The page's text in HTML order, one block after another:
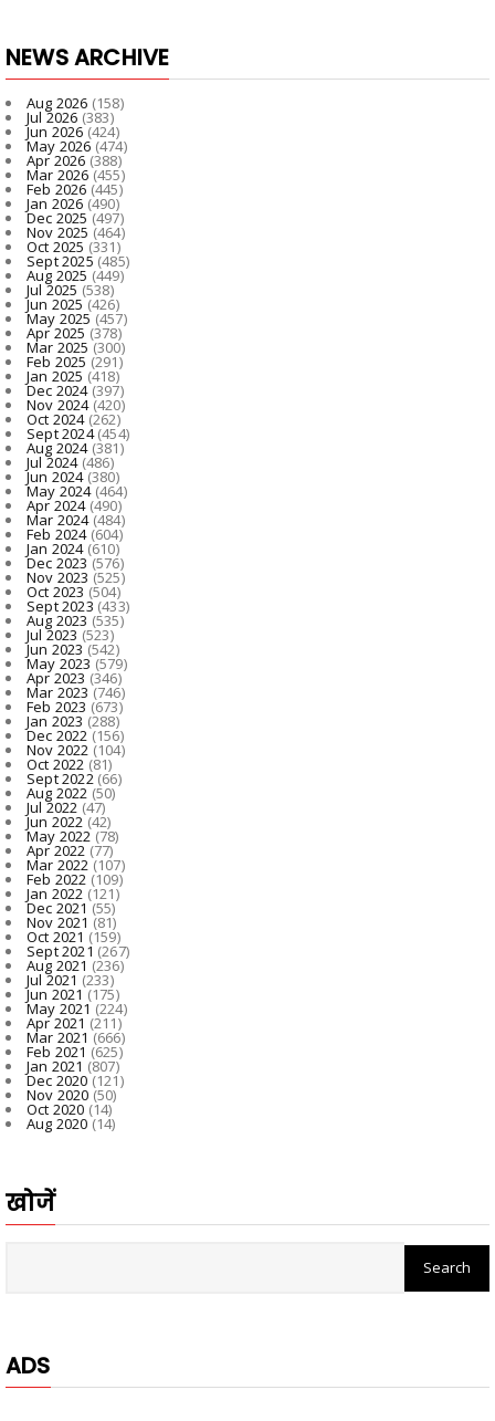
NEWS ARCHIVE
Aug 2026 (158)
Jul 2026 (383)
Jun 2026(424)
May 2026(474)
Apr 2026 (388)
Mar 2026(455)
Feb 2026 (445)
Jan 2026 (490)
Dec 2025(497)
Nov 2025 (464)
Oct 2025 (331)
Sept 2025 (485)
Aug 2025 (449)
Jul 2025 (538)
Jun 2025(426)
May 2025(457)
Apr 2025 (378)
Mar 2025 (300)
Feb 2025 (291)
Jan 2025 (418)
Dec 2024(397)
Nov 2024(420)
Oct 2024(262)
Sept 2024(454)
Aug 2024(381)
Jul 2024(486)
Jun 2024(380)
May 2024(464)
Apr 2024(490)
Mar 2024(484)
Feb 2024(604)
Jan 2024(610)
Dec 2023(576)
Nov 2023 (525)
Oct 2023 (504)
Sept 2023 (433)
Aug 2023 (535)
Jul 2023 (523)
Jun 2023(542)
May 2023(579)
Apr 2023 (346)
Mar 2023 (746)
Feb 2023 (673)
Jan 2023 (288)
Dec 2022(156)
Nov 2022 (104)
Oct 2022 (81)
Sept 2022(66)
Aug 2022 (50)
Jul 2022 (47)
Jun 2022(42)
May 2022(78)
Apr 2022 (77)
Mar 2022(107)
Feb 2022 (109)
Jan 2022 (121)
Dec 2021 (55)
Nov 2021 (81)
Oct 2021 (159)
Sept 2021 (267)
Aug 2021 (236)
Jul 2021 (233)
Jun 2021(175)
May 2021(224)
Apr 2021 (211)
Mar 2021 (666)
Feb 2021 (625)
Jan 2021 (807)
Dec 2020(121)
Nov 2020 (50)
Oct 2020 (14)
Aug 2020(14)
खोजें
ADS